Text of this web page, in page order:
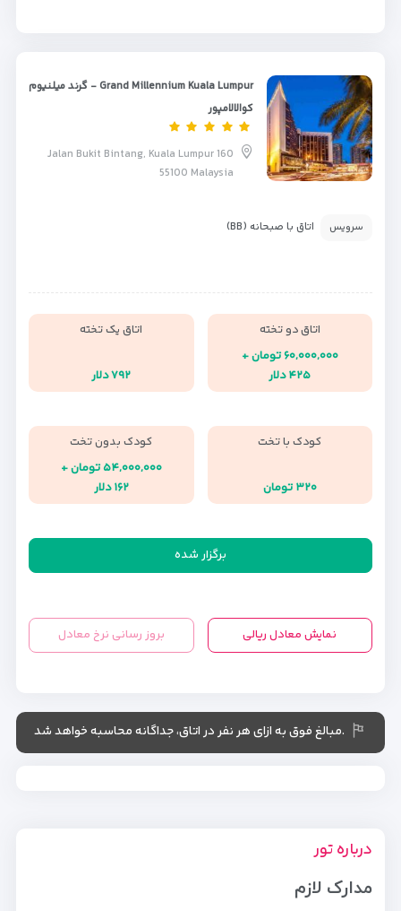
Grand Millennium Kuala Lumpur - گرند میلنیوم
کوالالامپور
160 Jalan Bukit Bintang, Kuala Lumpur
55100 Malaysia
سرویس اتاق با صبحانه (BB)
اتاق دو تخته
۶۰,۰۰۰,۰۰۰ تومان +
۴۲۵ دلار
اتاق یک تخته
۷۹۲ دلار
کودک با تخت
۳۲۰ تومان
کودک بدون تخت
۵۴,۰۰۰,۰۰۰ تومان +
۱۶۲ دلار
برگزار شده
نمایش معادل ریالی بروز رسانی نرخ معادل
.مبالغ فوق به ازای هر نفر در اتاق، جداگانه محاسبه خواهد شد
درباره تور
مدارک لازم